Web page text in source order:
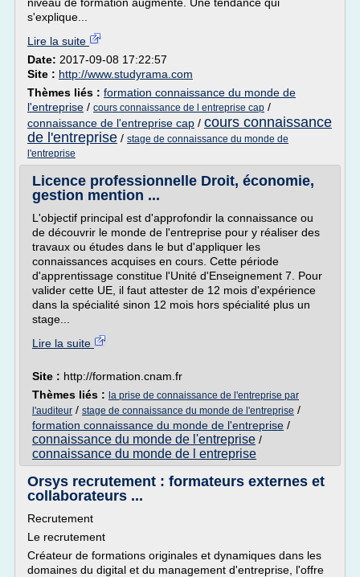
s'explique...
Lire la suite
Date: 2017-09-08 17:22:57
Site : http://www.studyrama.com
Thèmes liés : formation connaissance du monde de
l'entreprise / cours connaissance de l entreprise cap /
connaissance de l'entreprise cap / cours connaissance
de l'entreprise / stage de connaissance du monde de
l'entreprise
Licence professionnelle Droit, économie,
gestion mention ...
L'objectif principal est d'approfondir la connaissance ou
de découvrir le monde de l'entreprise pour y réaliser des
travaux ou études dans le but d'appliquer les
connaissances acquises en cours. Cette période
d'apprentissage constitue l'Unité d'Enseignement 7. Pour
valider cette UE, il faut attester de 12 mois d'expérience
dans la spécialité sinon 12 mois hors spécialité plus un
stage...
Lire la suite
Site : http://formation.cnam.fr
Thèmes liés : la prise de connaissance de l'entreprise par
l'auditeur / stage de connaissance du monde de l'entreprise /
formation connaissance du monde de l'entreprise /
connaissance du monde de l'entreprise /
connaissance du monde de l entreprise
Orsys recrutement : formateurs externes et
collaborateurs ...
Recrutement
Le recrutement
Créateur de formations originales et dynamiques dans les
domaines du digital et du management d'entreprise, l'offre